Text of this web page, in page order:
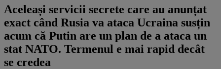
Aceleași servicii secrete care au anunțat
exact când Rusia va ataca Ucraina susțin
acum că Putin are un plan de a ataca un
stat NATO. Termenul e mai rapid decât
se credea